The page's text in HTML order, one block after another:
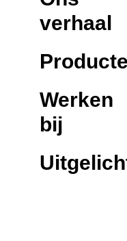
verhaal
Werken
bij